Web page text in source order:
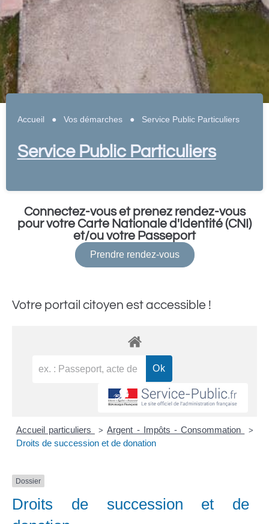
Accueil ● Vos démarches● Service Public Particuliers
Service Public Particuliers
Connectez-vous et prenez rendez-vous
pour votre Carte Nationale d'Identité (CNI)
et/ou votre Passeport
Prendre rendez-vous
Votre portail citoyen est accessible !
Accueil particuliers > Argent - Impôts - Consommation >
Droits de succession et de donation
Dossier
Droits de succession et de